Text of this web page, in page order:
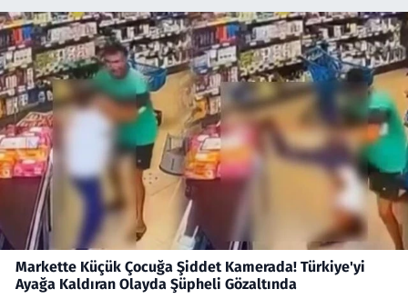
Markette Küçük Çocuğa Şiddet Kamerada! Türkiye'yi
Ayağa Kaldıran Olayda Şüpheli Gözaltında